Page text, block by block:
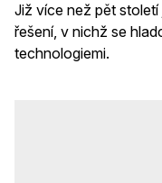
Již více než pět
řešení, v nichž se
technologiemi.